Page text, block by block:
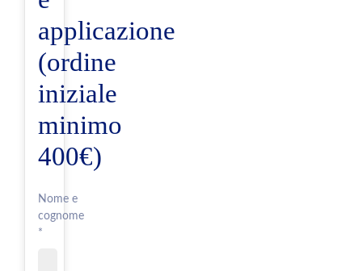
applicazione
(ordine
iniziale
minimo
400€)
Nome e
cognome
*